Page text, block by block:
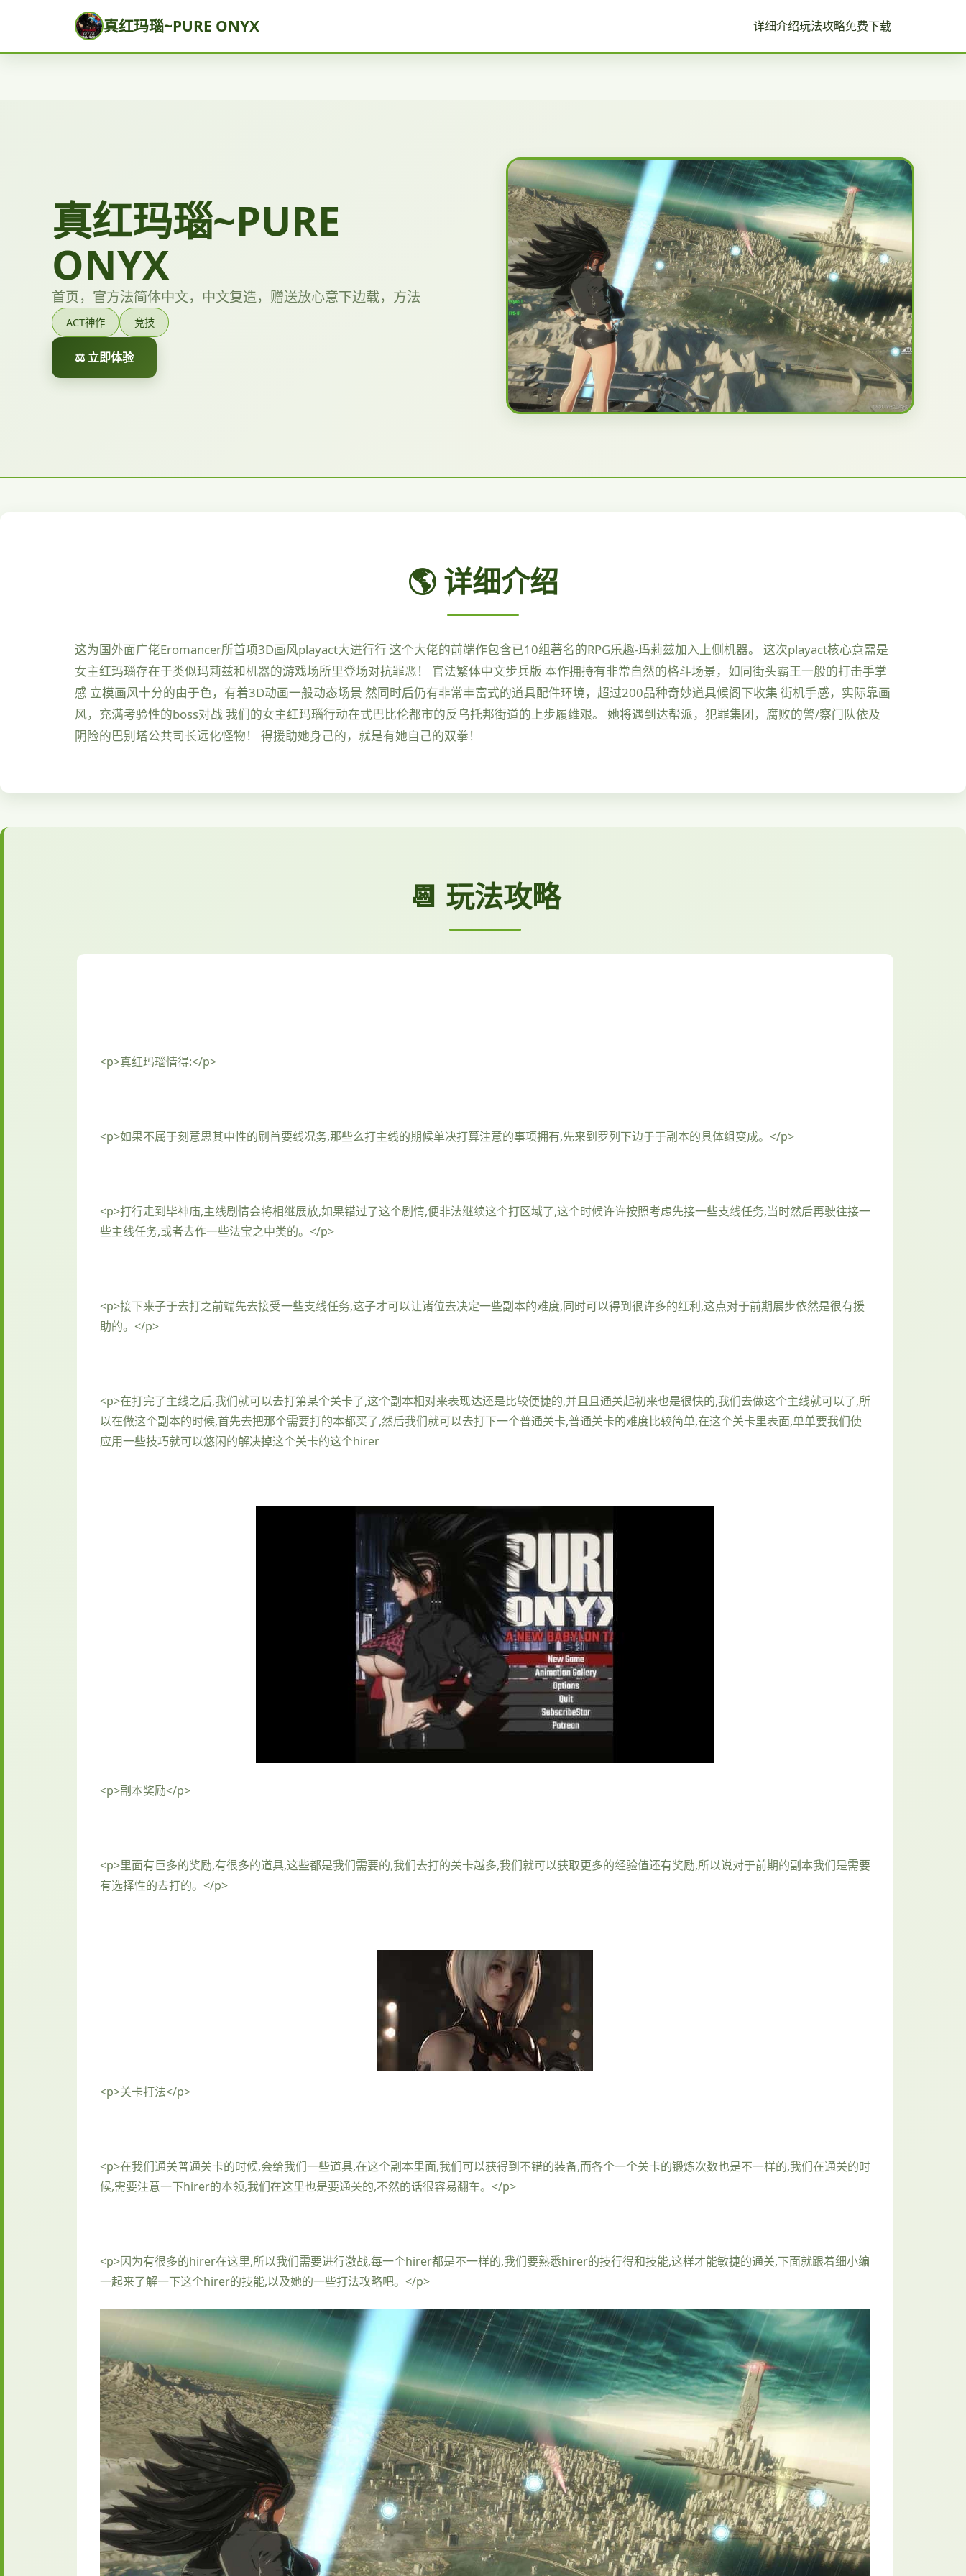
真红玛瑙~PURE ONYX 详细介绍玩法攻略免费下载
真红玛瑙~PURE
ONYX
首页，官方法简体中文，中文复造，赠送放心意下边载，方法
ACT神作 竞技
⚖️ 立即体验
🌎 详细介绍
这为国外面广佬Eromancer所首项3D画风playact大进行行 这个大佬的前端作包含已10组著名的RPG乐趣-玛莉兹加入上侧机器。 这次playact核心意需是
女主红玛瑙存在于类似玛莉兹和机器的游戏场所里登场对抗罪恶！ 官法繁体中文步兵版 本作拥持有非常自然的格斗场景，如同街头霸王一般的打击手掌
感 立模画风十分的由于色，有着3D动画一般动态场景 然同时后仍有非常丰富式的道具配件环境，超过200品种奇妙道具候阁下收集 街机手感，实际靠画
风，充满考验性的boss对战 我们的女主红玛瑙行动在式巴比伦都市的反乌托邦街道的上步履维艰。 她将遇到达帮派，犯罪集团，腐败的警/察门队依及
阴险的巴别塔公共司长远化怪物！ 得援助她身己的，就是有她自己的双拳！
📆 玩法攻略
<p>真红玛瑙情得:</p>
<p>如果不属于刻意思其中性的刷首要线况务,那些么打主线的期候单决打算注意的事项拥有,先来到罗列下边于于副本的具体组变成。</p>
<p>打行走到毕神庙,主线剧情会将相继展放,如果错过了这个剧情,便非法继续这个打区域了,这个时候许许按照考虑先接一些支线任务,当时然后再驶往接一
些主线任务,或者去作一些法宝之中类的。</p>
<p>接下来子于去打之前端先去接受一些支线任务,这子才可以让诸位去决定一些副本的难度,同时可以得到很许多的红利,这点对于前期展步依然是很有援
助的。</p>
<p>在打完了主线之后,我们就可以去打第某个关卡了,这个副本相对来表现达还是比较便捷的,并且且通关起初来也是很快的,我们去做这个主线就可以了,所
以在做这个副本的时候,首先去把那个需要打的本都买了,然后我们就可以去打下一个普通关卡,普通关卡的难度比较简单,在这个关卡里表面,单单要我们使
应用一些技巧就可以悠闲的解决掉这个关卡的这个hirer
<p>副本奖励</p>
<p>里面有巨多的奖励,有很多的道具,这些都是我们需要的,我们去打的关卡越多,我们就可以获取更多的经验值还有奖励,所以说对于前期的副本我们是需要
有选择性的去打的。</p>
<p>关卡打法</p>
<p>在我们通关普通关卡的时候,会给我们一些道具,在这个副本里面,我们可以获得到不错的装备,而各个一个关卡的锻炼次数也是不一样的,我们在通关的时
候,需要注意一下hirer的本领,我们在这里也是要通关的,不然的话很容易翻车。</p>
<p>因为有很多的hirer在这里,所以我们需要进行激战,每一个hirer都是不一样的,我们要熟悉hirer的技行得和技能,这样才能敏捷的通关,下面就跟着细小编
一起来了解一下这个hirer的技能,以及她的一些打法攻略吧。</p>